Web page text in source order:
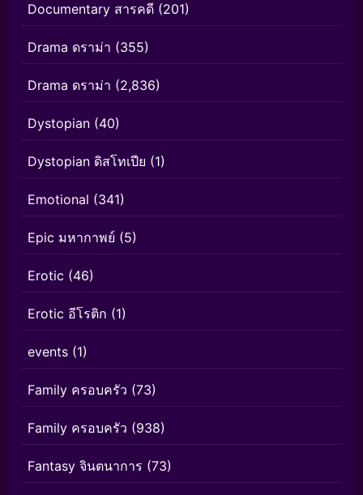
Documentary สารคดี (201)
Drama ดราม่า (355)
Drama ดราม่า (2,836)
Dystopian (40)
Dystopian ดิสโทเปีย (1)
Emotional (341)
Epic มหากาพย์ (5)
Erotic (46)
Erotic อีโรติก (1)
events (1)
Family ครอบครัว (73)
Family ครอบครัว (938)
Fantasy จินตนาการ (73)